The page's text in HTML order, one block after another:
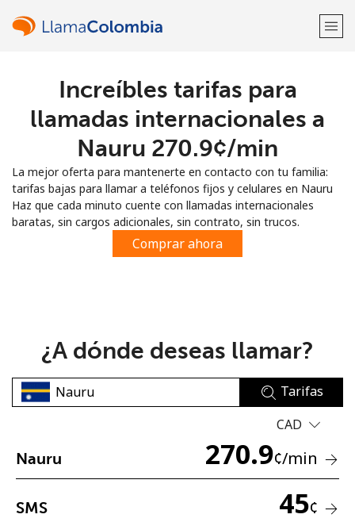
¡Bienvenido!
Regístrate con
No se ha creado una contraseña
Mínimo 8 caracteres
Increíbles tarifas para
llamadas internacionales a
Nauru ⁦270.9¢⁩/min
La mejor oferta para mantenerte en contacto con tu familia:
tarifas bajas para llamar a teléfonos fijos y celulares en Nauru
Haz que cada minuto cuente con llamadas internacionales
baratas, sin cargos adicionales, sin contrato, sin trucos.
Comprar ahora
¿A dónde deseas llamar?
Tarifas
CAD
Nauru 270.9¢/min
SMS 45¢